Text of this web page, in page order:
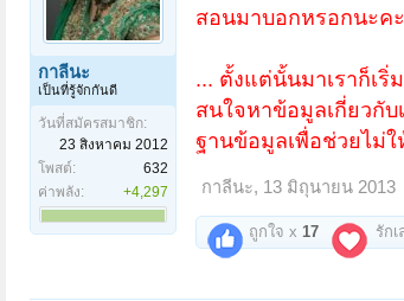
กาลีนะ
เป็นที่รู้จักกันดี
วันที่สมัครสมาชิก:
23 สิงหาคม 2012
โพสต์:
632
ค่าพลัง:
+4,297
สอนมาบอกหรอกนะค
... ตั้งแต่นั้นมาเราก็เ
สนใจหาข้อมูลเกี่ยวกับ
ฐานข้อมูลเพื่อช่วยไม่
กาลีนะ, 13 มิถุนายน 2013
ถูกใจ x 17 รัก